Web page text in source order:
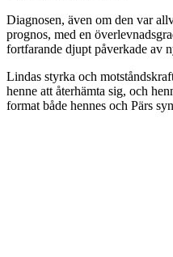
Diagnosen, även om den var
prognos, med en
fortfarande djupt påverkade av
Lindas styrka och
henne att återhämta sig, och
format både hennes och Pärs